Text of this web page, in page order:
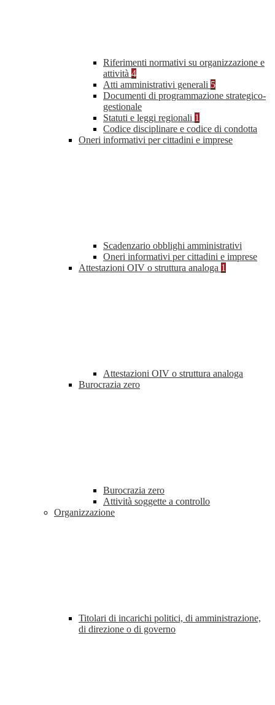
Riferimenti normativi su organizzazione e
attività 4
Atti amministrativi generali 5
Documenti di programmazione strategico-
gestionale
Statuti e leggi regionali 1
Codice disciplinare e codice di condotta
Oneri informativi per cittadini e imprese
Scadenzario obblighi amministrativi
Oneri informativi per cittadini e imprese
Attestazioni OIV o struttura analoga 1
Attestazioni OIV o struttura analoga
Burocrazia zero
Burocrazia zero
Attività soggette a controllo
Organizzazione
Titolari di incarichi politici, di amministrazione,
di direzione o di governo